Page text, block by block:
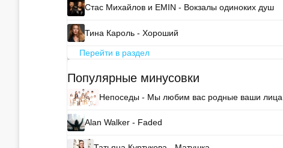
Стас Михайлов и EMIN - Вокзалы одиноких душ
Тина Кароль - Хороший
Перейти в раздел
Популярные минусовки
Непоседы - Мы любим вас родные ваши лица
Alan Walker - Faded